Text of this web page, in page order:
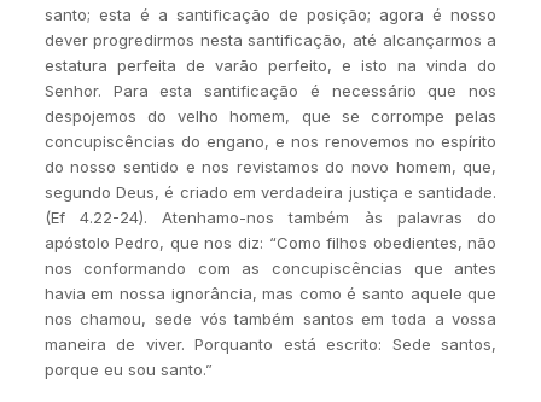
santo; esta é a santificação de posição; agora é nosso
dever progredirmos nesta santificação, até alcançarmos a
estatura perfeita de varão perfeito, e isto na vinda do
Senhor. Para esta santificação é necessário que nos
despojemos do velho homem, que se corrompe pelas
concupiscências do engano, e nos renovemos no espírito
do nosso sentido e nos revistamos do novo homem, que,
segundo Deus, é criado em verdadeira justiça e santidade.
(Ef 4.22-24). Atenhamo-nos também às palavras do
apóstolo Pedro, que nos diz: “Como filhos obedientes, não
nos conformando com as concupiscências que antes
havia em nossa ignorância, mas como é santo aquele que
nos chamou, sede vós também santos em toda a vossa
maneira de viver. Porquanto está escrito: Sede santos,
porque eu sou santo.”